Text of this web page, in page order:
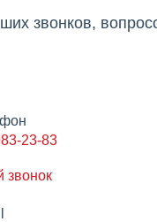
звонков,
23-83
звонок